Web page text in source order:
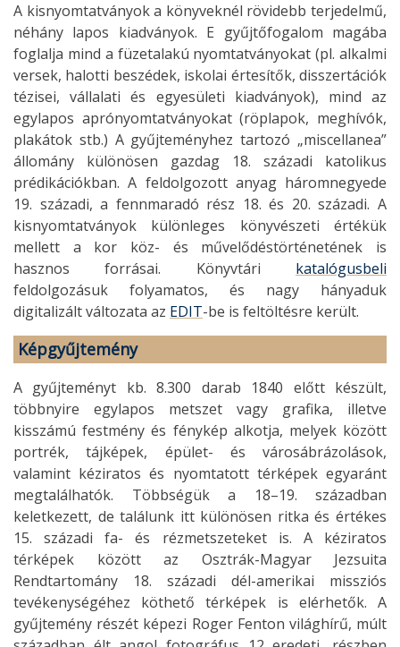
A kisnyomtatványok a könyveknél rövidebb terjedelmű,
néhány lapos kiadványok. E gyűjtőfogalom magába
foglalja mind a füzetalakú nyomtatványokat (pl. alkalmi
versek, halotti beszédek, iskolai értesítők, disszertációk
tézisei, vállalati és egyesületi kiadványok), mind az
egylapos aprónyomtatványokat (röplapok, meghívók,
plakátok stb.) A gyűjteményhez tartozó „miscellanea”
állomány különösen gazdag 18. századi katolikus
prédikációkban. A feldolgozott anyag háromnegyede
19. századi, a fennmaradó rész 18. és 20. századi. A
kisnyomtatványok különleges könyvészeti értékük
mellett a kor köz- és művelődéstörténetének is
hasznos forrásai. Könyvtári katalógusbeli
feldolgozásuk folyamatos, és nagy hányaduk
digitalizált változata az EDIT-be is feltöltésre került.
Képgyűjtemény
A gyűjteményt kb. 8.300 darab 1840 előtt készült,
többnyire egylapos metszet vagy grafika, illetve
kisszámú festmény és fénykép alkotja, melyek között
portrék, tájképek, épület- és városábrázolások,
valamint kéziratos és nyomtatott térképek egyaránt
megtalálhatók. Többségük a 18–19. században
keletkezett, de találunk itt különösen ritka és értékes
15. századi fa- és rézmetszeteket is. A kéziratos
térképek között az Osztrák-Magyar Jezsuita
Rendtartomány 18. századi dél-amerikai missziós
tevékenységéhez köthető térképek is elérhetők. A
gyűjtemény részét képezi Roger Fenton világhírű, múlt